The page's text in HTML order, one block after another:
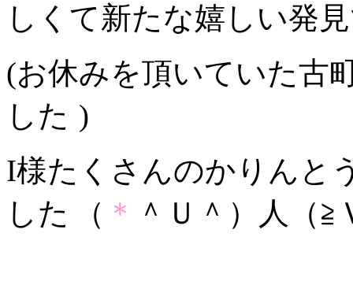
しくて新たな嬉しい発
(お休みを頂いていた古
した )
I様たくさんのかりんと
した
（ ＊ ＾Ｕ＾）人（≧